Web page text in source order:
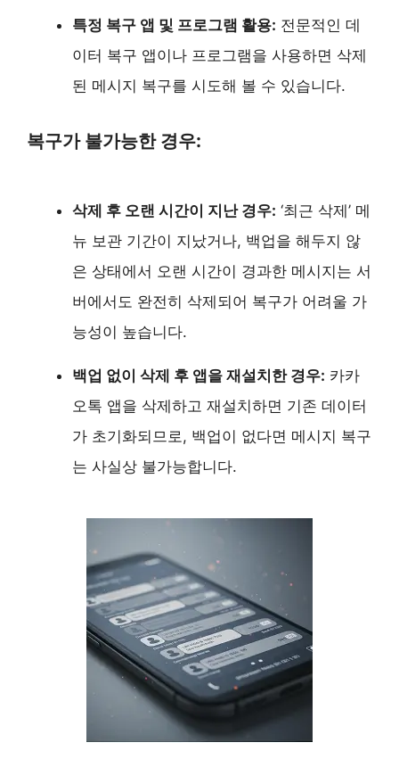
특정 복구 앱 및 프로그램 활용: 전문적인 데
이터 복구 앱이나 프로그램을 사용하면 삭제
된 메시지 복구를 시도해 볼 수 있습니다.
복구가 불가능한 경우:
삭제 후 오랜 시간이 지난 경우: ‘최근 삭제’ 메
뉴 보관 기간이 지났거나, 백업을 해두지 않
은 상태에서 오랜 시간이 경과한 메시지는 서
버에서도 완전히 삭제되어 복구가 어려울 가
능성이 높습니다.
백업 없이 삭제 후 앱을 재설치한 경우: 카카
오톡 앱을 삭제하고 재설치하면 기존 데이터
가 초기화되므로, 백업이 없다면 메시지 복구
는 사실상 불가능합니다.